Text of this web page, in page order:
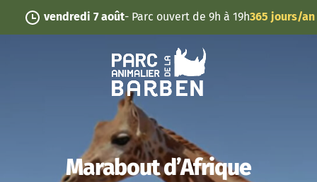
Panneau de gestion des cookies
vendredi 7 août - Parc ouvert de 9h à 19h365 jours/an
Marabout d’Afrique